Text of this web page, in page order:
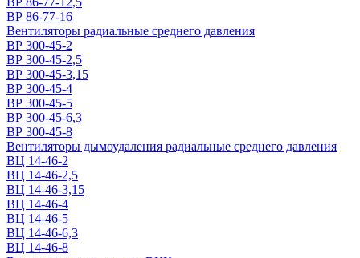
ВР 86-77-16
Вентиляторы радиальные среднего давления
ВР 300-45-2
ВР 300-45-2,5
ВР 300-45-3,15
ВР 300-45-4
ВР 300-45-5
ВР 300-45-6,3
ВР 300-45-8
Вентиляторы дымоудаления радиальные среднего давления
ВЦ 14-46-2
ВЦ 14-46-2,5
ВЦ 14-46-3,15
ВЦ 14-46-4
ВЦ 14-46-5
ВЦ 14-46-6,3
ВЦ 14-46-8